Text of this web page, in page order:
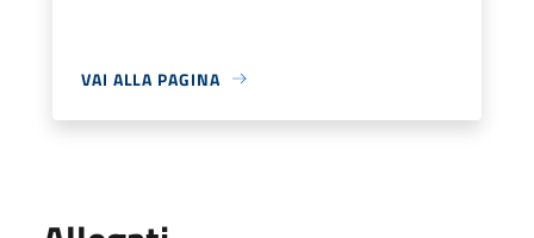
VAI ALLA PAGINA